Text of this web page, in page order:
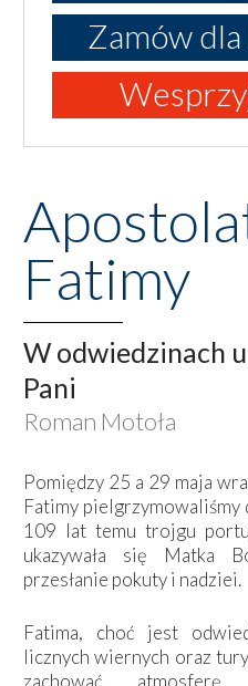
Zamów
Fatimy
W odwiedzinach
Pani
Roman Motoła
Pomiędzy 25 a 29 maja
Fatimy pielgrzymowaliśmy
109 lat temu trojgu
ukazywała się Matka
przesłanie pokuty i nadziei.
Fatima, choć jest
licznych wiernych oraz
zachować atmosferę